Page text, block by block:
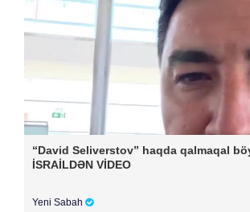
“David Seliverstov” haqda qalmaqal
İSRAİLDƏN VİDEO
Yeni Sabah